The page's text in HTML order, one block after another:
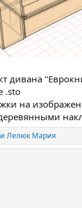
дивана
.sto
на
и Лелюк Мария